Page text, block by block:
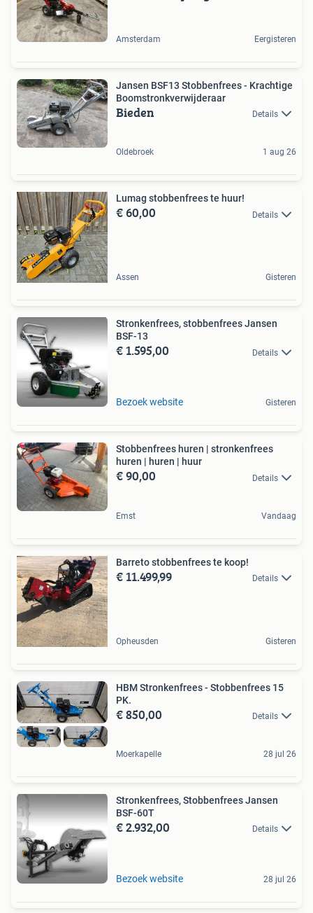
Amsterdam Eergisteren
Jansen BSF13 Stobbenfrees - Krachtige
Boomstronkverwijderaar
Bieden Details
Oldebroek 1 aug 26
Lumag stobbenfrees te huur!
€ 60,00 Details
Assen Gisteren
Stronkenfrees, stobbenfrees Jansen
BSF-13
€ 1.595,00 Details
Bezoek website Gisteren
Stobbenfrees huren | stronkenfrees
huren | huren | huur
€ 90,00 Details
Emst Vandaag
Barreto stobbenfrees te koop!
€ 11.499,99 Details
Opheusden Gisteren
HBM Stronkenfrees - Stobbenfrees 15
PK.
€ 850,00 Details
Moerkapelle 28 jul 26
Stronkenfrees, Stobbenfrees Jansen
BSF-60T
€ 2.932,00 Details
Bezoek website 28 jul 26